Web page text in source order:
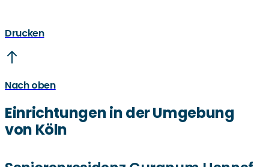
Drucken
Nach oben
Einrichtungen in der Umgebung
von Köln